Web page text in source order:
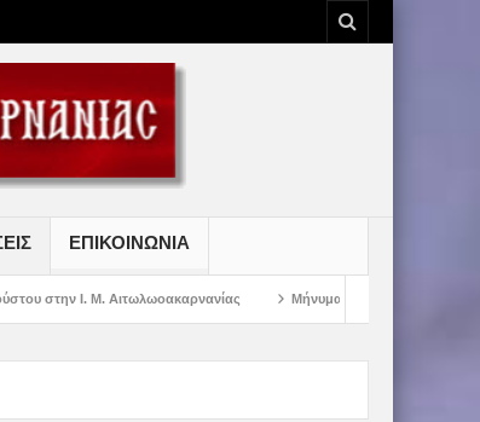
ΕΠΙΚΟΙΝΩΝΙΑ
Μήνυμα Σεβασμιωτάτου Μητροπολίτου